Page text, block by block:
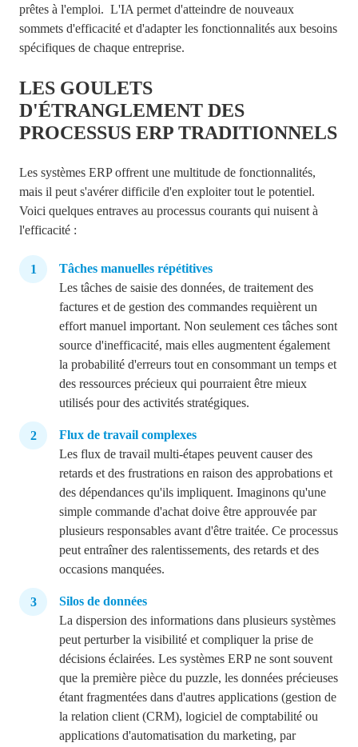
prêtes à l'emploi. L'IA permet d'atteindre de nouveaux
sommets d'efficacité et d'adapter les fonctionnalités aux besoins
spécifiques de chaque entreprise.
LES GOULETS
D'ÉTRANGLEMENT DES
PROCESSUS ERP TRADITIONNELS
Les systèmes ERP offrent une multitude de fonctionnalités,
mais il peut s'avérer difficile d'en exploiter tout le potentiel.
Voici quelques entraves au processus courants qui nuisent à
l'efficacité :
Tâches manuelles répétitives
Les tâches de saisie des données, de traitement des
factures et de gestion des commandes requièrent un
effort manuel important. Non seulement ces tâches sont
source d'inefficacité, mais elles augmentent également
la probabilité d'erreurs tout en consommant un temps et
des ressources précieux qui pourraient être mieux
utilisés pour des activités stratégiques.
Flux de travail complexes
Les flux de travail multi-étapes peuvent causer des
retards et des frustrations en raison des approbations et
des dépendances qu'ils impliquent. Imaginons qu'une
simple commande d'achat doive être approuvée par
plusieurs responsables avant d'être traitée. Ce processus
peut entraîner des ralentissements, des retards et des
occasions manquées.
Silos de données
La dispersion des informations dans plusieurs systèmes
peut perturber la visibilité et compliquer la prise de
décisions éclairées. Les systèmes ERP ne sont souvent
que la première pièce du puzzle, les données précieuses
étant fragmentées dans d'autres applications (gestion de
la relation client (CRM), logiciel de comptabilité ou
applications d'automatisation du marketing, par